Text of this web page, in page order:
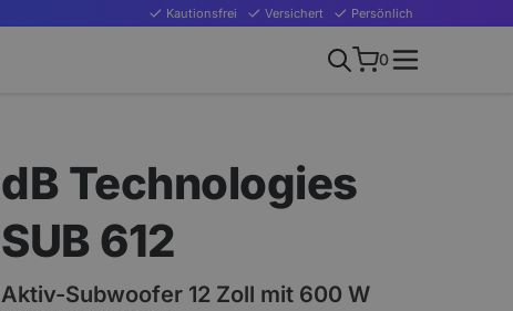
Kautionsfrei Versichert Persönlich
0
dB Technologies
SUB 612
Aktiv-Subwoofer 12 Zoll mit 600 W